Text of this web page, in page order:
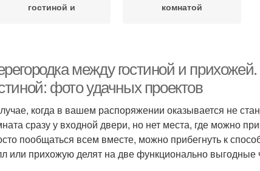
гостиной и
комнатой
между гостиной и
фото удачных проектов
когда в вашем распоряжении оказывается не
сразу у входной двери, но нет места, где можно
пообщаться всем вместе, можно прибегнуть к
или прихожую делят на две функционально выгодные